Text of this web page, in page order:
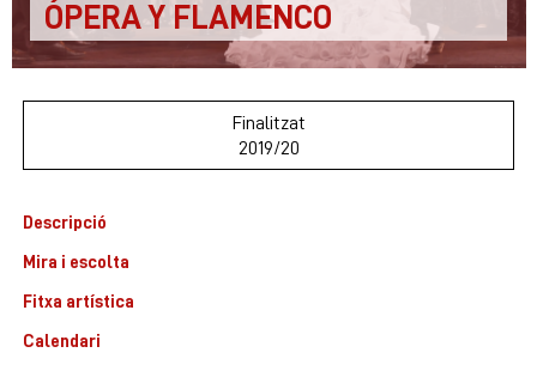
ÓPERA Y FLAMENCO
Finalitzat
2019/20
Descripció
Mira i escolta
Fitxa artística
Calendari